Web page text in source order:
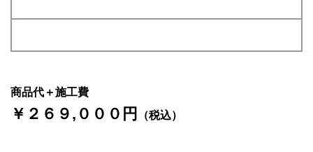
商品代＋施工費
￥２６９,０００円 （税込）